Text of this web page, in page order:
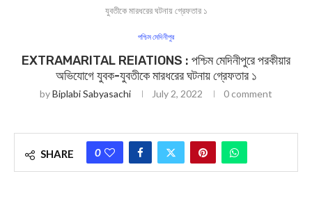
যুবতীকে মারধরের ঘটনায় গ্রেফতার ১
পশ্চিম মেদিনীপুর
EXTRAMARITAL REIATIONS : পশ্চিম মেদিনীপুরে পরকীয়ার
অভিযোগে যুবক-যুবতীকে মারধরের ঘটনায় গ্রেফতার ১
byBiplabi Sabyasachi July 2, 2022 0 comment
SHARE 0